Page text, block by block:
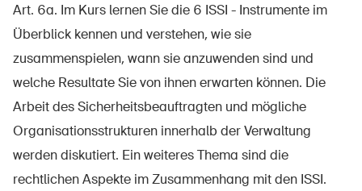
Art. 6a. Im Kurs lernen Sie die 6 ISSI - Instrumente im
Überblick kennen und verstehen, wie sie
zusammenspielen, wann sie anzuwenden sind und
welche Resultate Sie von ihnen erwarten können. Die
Arbeit des Sicherheitsbeauftragten und mögliche
Organisationsstrukturen innerhalb der Verwaltung
werden diskutiert. Ein weiteres Thema sind die
rechtlichen Aspekte im Zusammenhang mit den ISSI.